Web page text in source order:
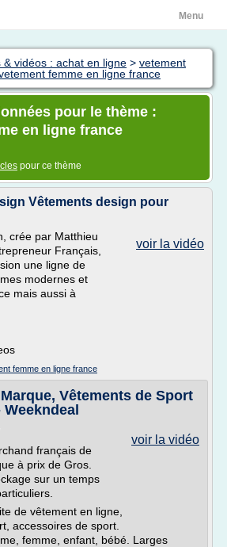
Menu
& vidéos : achat en ligne > vetement
femme en ligne france
pour le thème :
en ligne france
pour ce thème
Vêtements design pour
voir la vidéo
crée par Matthieu
Français,
une ligne de
modernes et
mais aussi à
femme en ligne france
Vêtements de Sport
voir la vidéo
français de
à prix de Gros.
sur un temps
de vêtement en ligne,
accessoires de sport.
femme, enfant, bébé. Larges